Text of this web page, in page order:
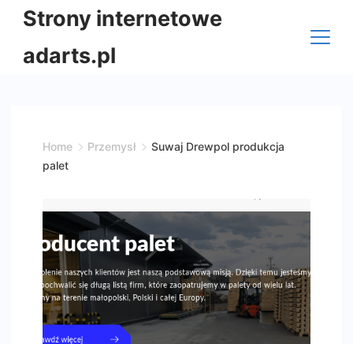
Skip
content
Strony internetowe
adarts.pl
Home Przemysł
Suwaj Drewpol produkcja
palet